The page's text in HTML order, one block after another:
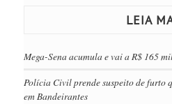
LEIA
Mega-Sena acumula e vai a R$ 165
Polícia Civil prende suspeito de furto
em Bandeirantes